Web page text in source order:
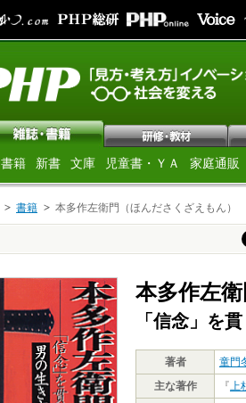
書籍 新書 文庫 児童書・ＹＡ 家庭通販
書籍 本多作左衛門（ほんださくざえもん）
本多作左
「信念」を
著者 童門
主な著作
『上